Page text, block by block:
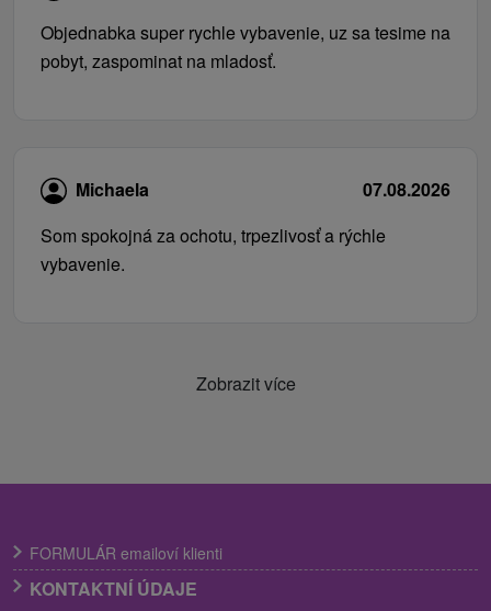
Objednabka super rychle vybavenie, uz sa tesime na
pobyt, zaspominat na mladosť.
Michaela
07.08.2026
Som spokojná za ochotu, trpezlivosť a rýchle
vybavenie.
Zobrazit více
FORMULÁR emailoví klienti
KONTAKTNÍ ÚDAJE